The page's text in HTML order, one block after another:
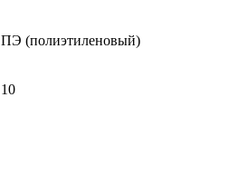
ПЭ (полиэтиленовый)
10